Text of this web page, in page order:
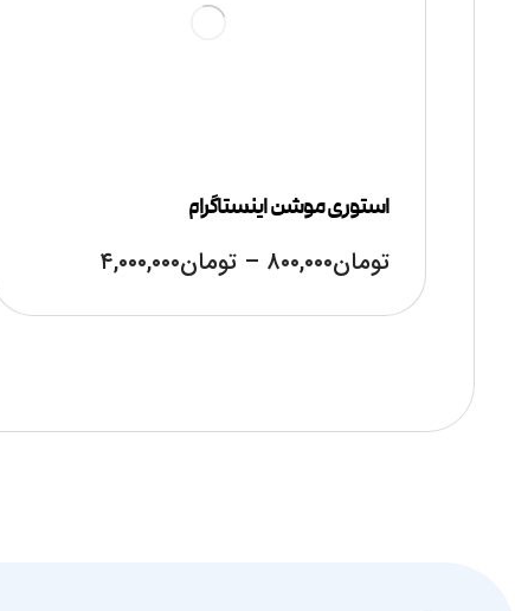
استوری موشن اینستاگرام
تومان۸۰۰,۰۰۰ – تومان۴,۰۰۰,۰۰۰